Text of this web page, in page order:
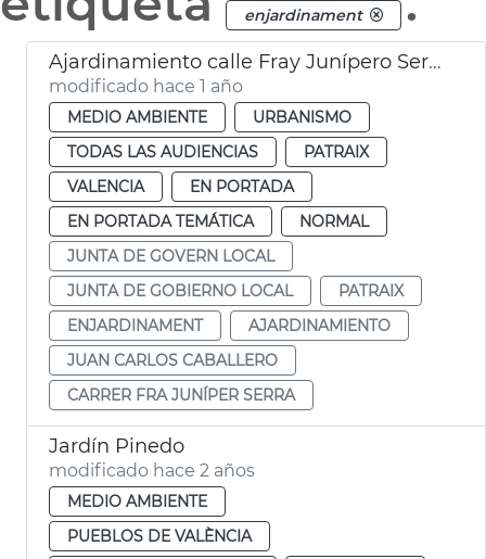
enjardinament
Ajardinamiento calle Fray Junípero Serra Patraix
modificado hace 1 año
MEDIO AMBIENTE
URBANISMO
TODAS LAS AUDIENCIAS
PATRAIX
VALENCIA
EN PORTADA
EN PORTADA TEMÁTICA
NORMAL
JUNTA DE GOVERN LOCAL
JUNTA DE GOBIERNO LOCAL
PATRAIX
ENJARDINAMENT
AJARDINAMIENTO
JUAN CARLOS CABALLERO
CARRER FRA JUNÍPER SERRA
Jardín Pinedo
modificado hace 2 años
MEDIO AMBIENTE
PUEBLOS DE VALÈNCIA